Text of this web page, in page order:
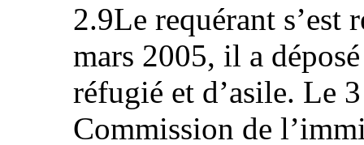
2.9Le requérant s’est
mars 2005, il a
réfugié et d’asile. Le
Commission de